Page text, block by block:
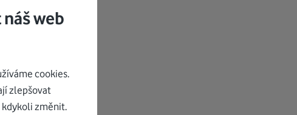
web
cookies.
zlepšovat
kdykoli změnit.